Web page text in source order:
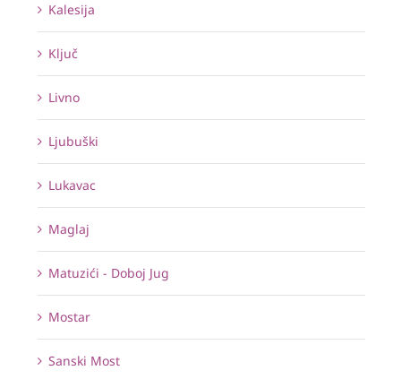
Kalesija
Ključ
Livno
Ljubuški
Lukavac
Maglaj
Matuzići - Doboj Jug
Mostar
Sanski Most